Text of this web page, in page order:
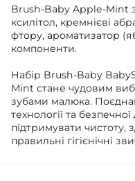
Brush-Baby Apple-Mint
ксилітол, кремнієві
фтору, ароматизатор
компоненти.
Набір Brush-Baby
Mint стане чудовим
зубами малюка.
технології та
підтримувати чистоту,
правильні гігієнічні